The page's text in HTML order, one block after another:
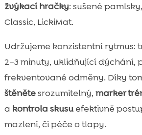
žvýkací hračky: sušené
Classic, LickiMat.
Udržujeme konzistentní rytmus:
2–3 minuty, uklidňující dýchání,
frekventované odměny. Díky
štěnětesrozumitelný, marker
a kontrola skusuefektivně
mazlení, či péče o tlapy.